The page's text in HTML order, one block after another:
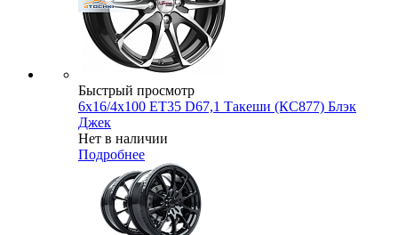
Быстрый просмотр
6x16/4x100 ET35 D67,1 Такеши (КС877) Блэк
Джек
Нет в наличии
Подробнее